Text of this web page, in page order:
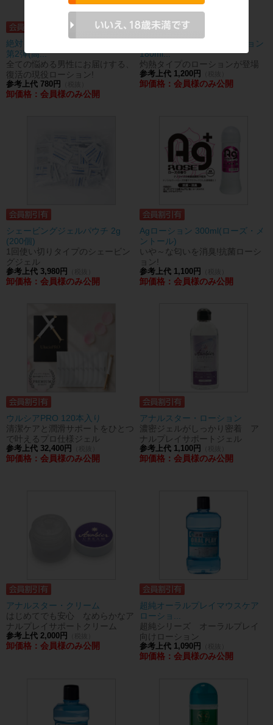
絶対イカせるローション 180ml
第2弾(高...
全ての悩める男性にお届けする、
復活の現役ローション!
参考上代 780円
卸価格：会員様のみ公開
瞬速! 001秒 洗い不要ローション
180ml...
灼熱タイプのローションが登場
参考上代 1,200円
卸価格：会員様のみ公開
シェービングジェルパウチ 2g
(200個)
1回使い切りタイプのシェービン
グジェル
参考上代 3,980円
卸価格：会員様のみ公開
Agローション 300ml(ローズ・メ
ントール)
いや～な匂いを消臭!抗菌ローシ
ョン!
参考上代 1,100円
卸価格：会員様のみ公開
ウルシアPRO 120本入り
清潔ケアと潤滑サポートをひとつ
で叶えるプロ仕様ジェル
参考上代 32,400円
卸価格：会員様のみ公開
アナルスター・ローション
濃密ジェルがしっかり密着 ア
ナルプレイサポートジェル
参考上代 1,100円
卸価格：会員様のみ公開
アナルスター・クリーム
はじめてでも安心 なめらかなア
ナルプレイサポートクリーム
参考上代 2,000円
卸価格：会員様のみ公開
超純オーラルプレイマウスケア
ローショ...
超純シリーズ オーラルプレイ
向けローション
参考上代 1,090円
卸価格：会員様のみ公開